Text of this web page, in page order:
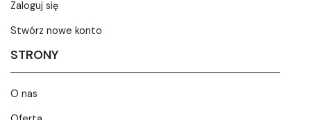
Zaloguj się
Stwórz nowe konto
STRONY
O nas